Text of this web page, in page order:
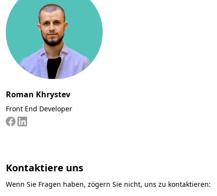
Roman Khrystev
Front End Developer
Kontaktiere uns
Wenn Sie Fragen haben, zögern Sie nicht, uns zu kontaktieren: